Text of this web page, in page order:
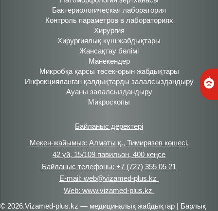
Бактериологическая лаборатория
Контроль параметров в лабораториях
Хирургия
Хирургиялық күш жабдықтары
Жансақтау бөлімі
Манекендер
Микробқа қарсы төсек-орын жабдықтары
Инфекцияланған қалдықтарды залалсыздандыру
Ауаны залалсыздандыру
Микроскопы
Байланыс деректері
Мекен-жайымыз: Алматы қ., Тимирязев көшесі,
42 үй, 15/109 павильон, 400 кеңсе
Байланыс телефоны: +7 (727) 355 05 21
E-mail: web@vizamed-plus.kz
Web: www.vizamed-plus.kz
© 2026.Vizamed-plus.kz — медициналық жабдықтар | Барлық